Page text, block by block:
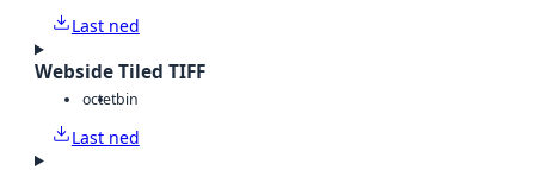
Last ned
Webside Tiled TIFF
octetbin
Last ned